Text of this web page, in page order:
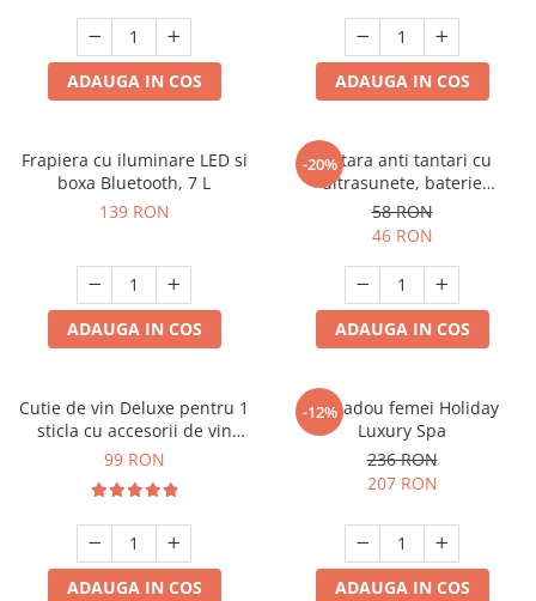
ADAUGA IN COS ADAUGA IN COS
Frapiera cu iluminare LED si
boxa Bluetooth, 7 L
139 RON
ADAUGA IN COS
-20%
Bratara anti tantari cu
ultrasunete, baterie
reincarcabila 90mAh
58 RON
46 RON
ADAUGA IN COS
Cutie de vin Deluxe pentru 1
sticla cu accesorii de vin
incluse piele ecologica de
99 RON
ADAUGA IN COS
-12%
Set cadou femei Holiday
Luxury Spa
236 RON
207 RON
ADAUGA IN COS